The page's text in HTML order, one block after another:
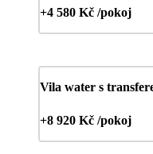
+4 580 Kč /pokoj
Vila water s
+8 920 Kč /pokoj